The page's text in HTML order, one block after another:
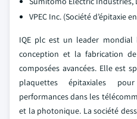
VPEC Inc. (Société d’épitaxie
IQE plc est un leader mondial
conception et la fabrication
composées avancées. Elle est
plaquettes épitaxiales
performances dans les
et la photonique. La société